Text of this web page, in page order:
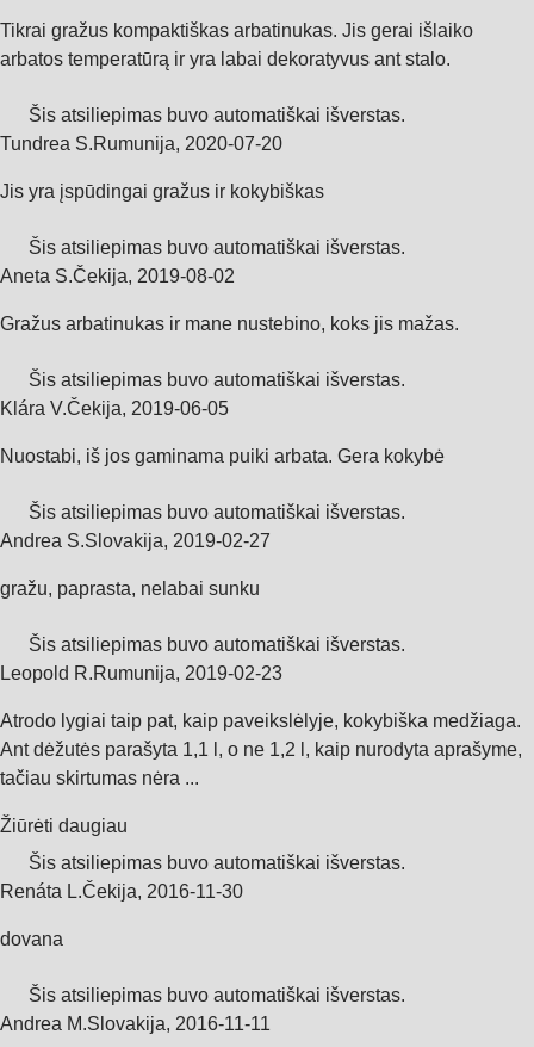
Tikrai gražus kompaktiškas arbatinukas. Jis gerai išlaiko
arbatos temperatūrą ir yra labai dekoratyvus ant stalo.
Šis atsiliepimas buvo automatiškai išverstas.
Tundrea S.Rumunija, 2020‑07‑20
Jis yra įspūdingai gražus ir kokybiškas
Šis atsiliepimas buvo automatiškai išverstas.
Aneta S.Čekija, 2019‑08‑02
Gražus arbatinukas ir mane nustebino, koks jis mažas.
Šis atsiliepimas buvo automatiškai išverstas.
Klára V.Čekija, 2019‑06‑05
Nuostabi, iš jos gaminama puiki arbata. Gera kokybė
Šis atsiliepimas buvo automatiškai išverstas.
Andrea S.Slovakija, 2019‑02‑27
gražu, paprasta, nelabai sunku
Šis atsiliepimas buvo automatiškai išverstas.
Leopold R.Rumunija, 2019‑02‑23
Atrodo lygiai taip pat, kaip paveikslėlyje, kokybiška medžiaga.
Ant dėžutės parašyta 1,1 l, o ne 1,2 l, kaip nurodyta aprašyme,
tačiau skirtumas nėra ...
Žiūrėti daugiau
Šis atsiliepimas buvo automatiškai išverstas.
Renáta L.Čekija, 2016‑11‑30
dovana
Šis atsiliepimas buvo automatiškai išverstas.
Andrea M.Slovakija, 2016‑11‑11